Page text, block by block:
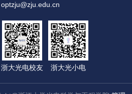
浙大光电校友 浙大光小电